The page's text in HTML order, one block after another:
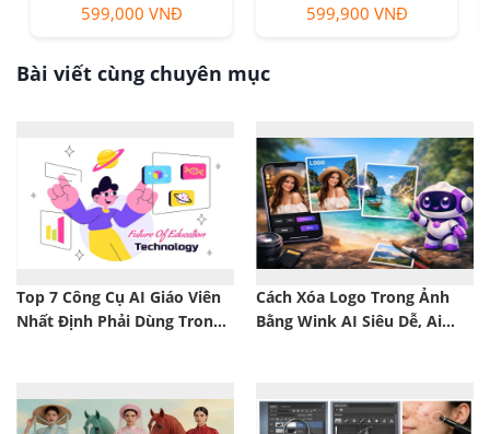
599,000 VNĐ 599,900 VNĐ
Bài viết cùng chuyên mục
Top 7 Công Cụ AI Giáo Viên
Nhất Định Phải Dùng Trong
Cách Xóa Logo Trong Ảnh
Bằng Wink AI Siêu Dễ, Ai